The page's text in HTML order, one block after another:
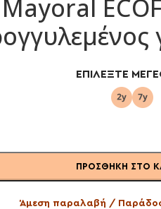
ΕΠΙΛΈΞΤΕ
ΠΡΟΣΘΉΚΗ ΣΤΟ
Άμεση παραλαβή /